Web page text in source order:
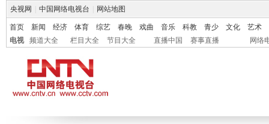
央视网 中国网络电视台 网站地图
首页 新闻 经济 体育 综艺 春晚 戏曲 音乐 科教 青少 文化
艺术
电视
频道大全 栏目大全 节目大全 直播中国 赛事直播 网络